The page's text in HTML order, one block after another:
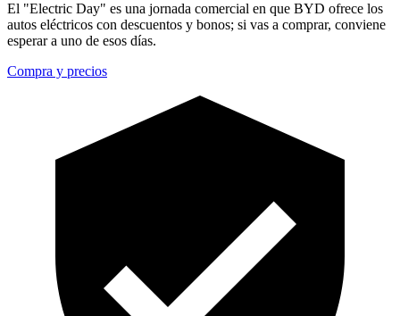
El "Electric Day" es una jornada comercial en que BYD ofrece los
autos eléctricos con descuentos y bonos; si vas a comprar, conviene
esperar a uno de esos días.
Compra y precios